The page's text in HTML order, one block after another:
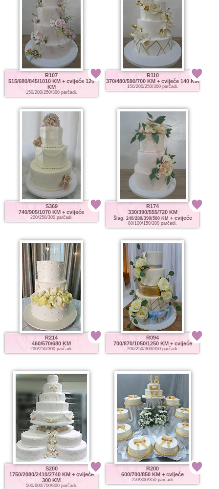
R107
515/680/845/1010 KM + cvijeće 120
KM
150/200/250/300 parčadi.
R110
370/480/590/700 KM + cvijeće 140 KM
150/200/250/300 parčadi.
S369
740/905/1070 KM + cvijeće
200/250/300 parčadi.
R174
330/390/555/720 KM
Šlag: 240/280/390/500 KM + cvijeće
80/100/150/200 parčadi.
R214
460/570/680 KM
200/250/300 parčadi.
R094
700/870/1050/1250 KM+ cvijeće
200/250/300/350 parčadi.
S200
1750/2080/2410/2740 KM+ cvijeće
300 KM
500/600/700/800 parčadi.
R200
600/700/850 KM + cvijeće
250/300/350 parčadi.